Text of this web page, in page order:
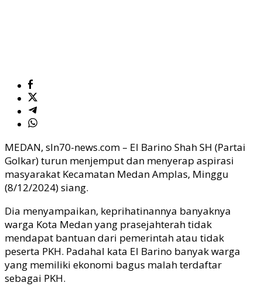
MEDAN, sln70-news.com – El Barino Shah SH (Partai
Golkar) turun menjemput dan menyerap aspirasi
masyarakat Kecamatan Medan Amplas, Minggu
(8/12/2024) siang.
Dia menyampaikan, keprihatinannya banyaknya
warga Kota Medan yang prasejahterah tidak
mendapat bantuan dari pemerintah atau tidak
peserta PKH. Padahal kata El Barino banyak warga
yang memiliki ekonomi bagus malah terdaftar
sebagai PKH.